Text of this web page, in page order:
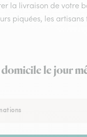
la livraison de votre
piquées, les
le jour